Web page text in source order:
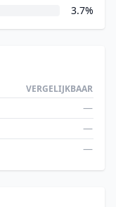
3.7%
VERGELIJKBAAR
—
—
—